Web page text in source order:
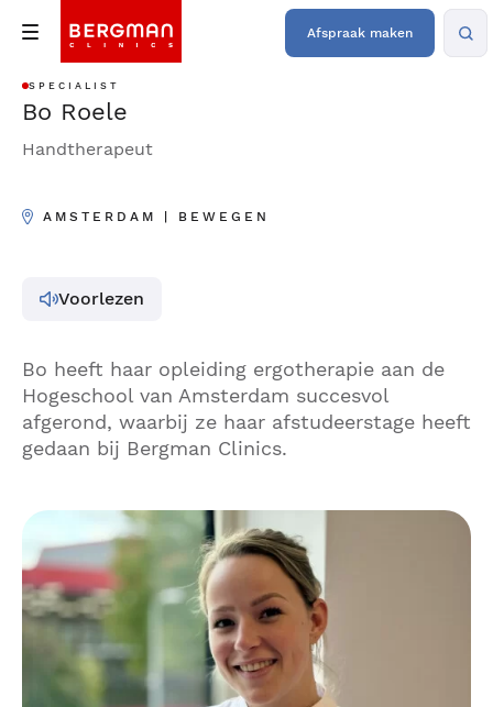
Afspraak maken
SPECIALIST
Bo Roele
Handtherapeut
AMSTERDAM | BEWEGEN
Voorlezen
Bo heeft haar opleiding ergotherapie aan de
Hogeschool van Amsterdam succesvol
afgerond, waarbij ze haar afstudeerstage heeft
gedaan bij Bergman Clinics.